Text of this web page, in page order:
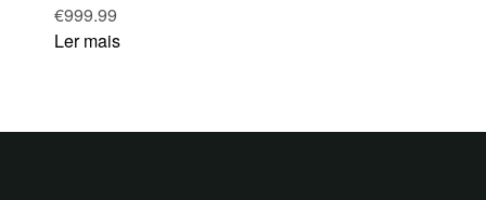
€999.99
Ler mais